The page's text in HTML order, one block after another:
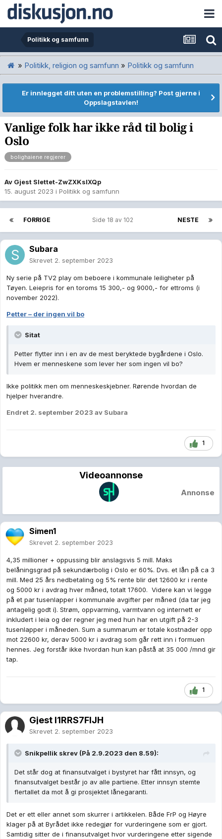
Politikk og samfunn
» Politikk, religion og samfunn » Politikk og samfunn
Er innlegget ditt uten en problemstilling? Post gjerne i
Oppslagstavlen!
Vanlige folk har ikke råd til bolig i
Oslo
bolighaiene regjerer
Av Gjest Slettet-ZwZXKsIXQp
15. august 2023 i Politikk og samfunn
FORRIGE NESTE
Side 18 av 102
Subara
Skrevet 2. september 2023
Ny serie på TV2 play om beboere i kommunale leiligheter på
Tøyen. Leiepris for en toroms 15 300,- og 9000,- for ettroms (i
november 2022).
Petter – der ingen vil bo
Sitat
Petter flytter inn i en av de mest beryktede bygårdene i Oslo.
Hvem er menneskene som lever her som ingen vil bo?
Ikke politikk men om menneskeskjebner. Rørende hvordan de
hjelper hverandre.
Endret 2. september 2023 av Subara
1
Videoannonse
Annonse
Simen1
Skrevet 2. september 2023
4,35 millioner + oppussing blir anslagsvis 5 mill. Maks
belåningsgrad på sekundærbolig i Oslo er 60%. Dvs. et lån på ca 3
mill. Med 25 års nedbetaling og 5% rente blir det 12600 kr i rente
og 5000 kr i avdrag hver måned, totalt 17600. Videre kan vi legge
på et par tusenlapper i kommunale avgifter per måned (da tar jeg
antagelig godt i). Strøm, oppvarming, varmtvann og internett er
inkludert i leia og der regner jeg med hun har en utgift på 2-3
tusenlapper i måneden. Sum a summarum er totale kostnader opp
mot 22600 kr, derav 5000 kr i avdrag som går rett inn i formuen
hennes. Jeg forstår ikke hvordan hun kan påstå at 35 000 /mnd gir
tap.
1
Gjest I1RRS7FlJH
Skrevet 2. september 2023
Snikpellik skrev (På 2.9.2023 den 8.59):
Det står dog at finansutvalget i bystyret har fått innsyn, og
finansutvalget består jo av alle partiene. Etter innsyn stemte
flertallet da mot å gi prosjektet lånegaranti.
Det er ett eller annet som skurrer i artikkelen. Både FrP og Høyre
klager på at Byrådet ikke redegjør for vurderingene som er gjort.
Samtidig sitter de i finansutvalget hvor vurderingene etter sigende